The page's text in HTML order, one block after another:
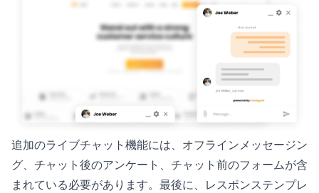
追加のライブチャット機能には、オフラインメッセージン
グ、チャット後のアンケート、チャット前のフォームが含
まれている必要があります。最後に、レスポンステンプレ